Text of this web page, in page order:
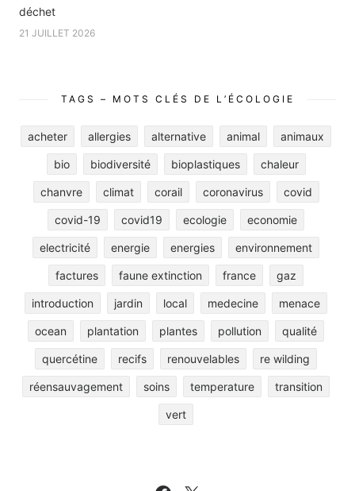
déchet
21 JUILLET 2026
TAGS – MOTS CLÉS DE L’ÉCOLOGIE
acheter allergies alternative animal animaux
bio biodiversité bioplastiques chaleur
chanvre climat corail coronavirus covid
covid-19 covid19 ecologie economie
electricité energie energies environnement
factures faune extinction france gaz
introduction jardin local medecine menace
ocean plantation plantes pollution qualité
quercétine recifs renouvelables re wilding
réensauvagement soins temperature transition
vert